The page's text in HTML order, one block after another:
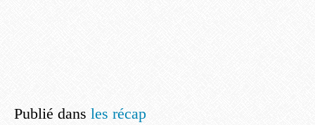
Publié dans les récap